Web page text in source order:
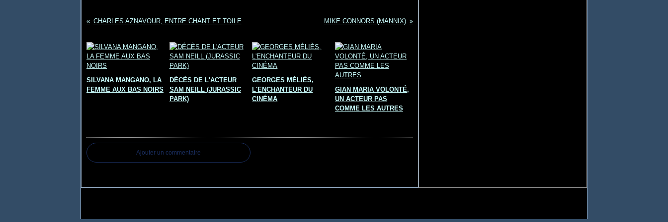
CHARLES AZNAVOUR, ENTRE CHANT ET TOILE MIKE CONNORS (MANNIX)
SILVANA MANGANO, LA
FEMME AUX BAS NOIRS
DÉCÈS DE L'ACTEUR
SAM NEILL (JURASSIC
PARK)
GEORGES MÉLIÈS,
L'ENCHANTEUR DU
CINÉMA
GIAN MARIA VOLONTÉ,
UN ACTEUR PAS
COMME LES AUTRES
Ajouter un commentaire